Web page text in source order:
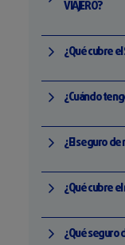
VIAJERO?
¿Qué cubre
¿Cuándo
¿El seguro
¿Qué cubre
¿Qué seguro